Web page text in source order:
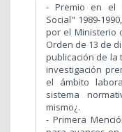
- Premio en el
Social" 1989-
por el Ministerio
Orden de 13 de
publicación de la
investigación
el ámbito
sistema
mismo¿.
- Primera